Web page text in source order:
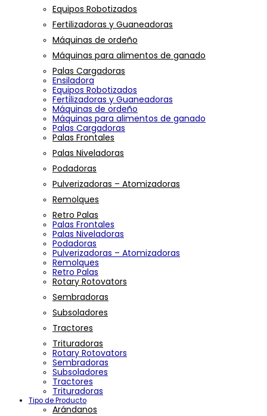
Equipos Robotizados
Fertilizadoras y Guaneadoras
Máquinas de ordeño
Máquinas para alimentos de ganado
Palas Cargadoras
Ensiladora
Equipos Robotizados
Fertilizadoras y Guaneadoras
Máquinas de ordeño
Máquinas para alimentos de ganado
Palas Cargadoras
Palas Frontales
Palas Niveladoras
Podadoras
Pulverizadoras – Atomizadoras
Remolques
Retro Palas
Palas Frontales
Palas Niveladoras
Podadoras
Pulverizadoras – Atomizadoras
Remolques
Retro Palas
Rotary Rotovators
Sembradoras
Subsoladores
Tractores
Trituradoras
Rotary Rotovators
Sembradoras
Subsoladores
Tractores
Trituradoras
Tipo de Producto
Arándanos